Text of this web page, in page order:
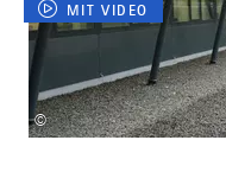
MIT VIDEO
©